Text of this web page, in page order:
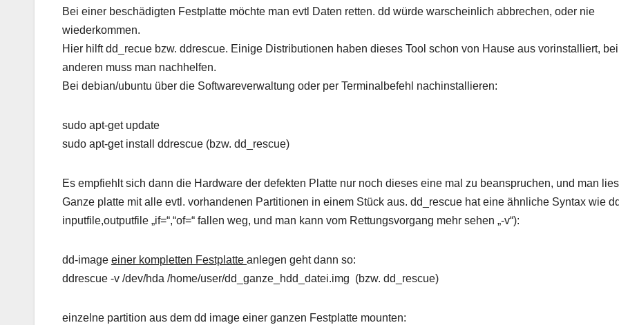
Bei einer beschädigten Festplatte möchte man evtl Daten retten. dd würde warscheinlich abbrechen, oder nie
wiederkommen.
Hier hilft dd_recue bzw. ddrescue. Einige Distributionen haben dieses Tool schon von Hause aus vorinstalliert, bei
anderen muss man nachhelfen.
Bei debian/ubuntu über die Softwareverwaltung oder per Terminalbefehl nachinstallieren:
sudo apt-get update
sudo apt-get install ddrescue (bzw. dd_rescue)
Es empfiehlt sich dann die Hardware der defekten Platte nur noch dieses eine mal zu beanspruchen, und man
Ganze platte mit alle evtl. vorhandenen Partitionen in einem Stück aus. dd_rescue hat eine ähnliche Syntax wie
inputfile,outputfile „if=“,“of=“ fallen weg, und man kann vom Rettungsvorgang mehr sehen „-v“):
dd-image einer kompletten Festplatte anlegen geht dann so:
ddrescue -v /dev/hda /home/user/dd_ganze_hdd_datei.img (bzw. dd_rescue)
einzelne partition aus dem dd image einer ganzen Festplatte mounten: